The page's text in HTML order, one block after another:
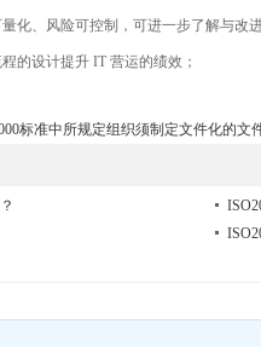
、风险可控制，可进一步了解与改进
设计提升 IT 营运的绩效；
标准中所规定组织须制定文件化的文